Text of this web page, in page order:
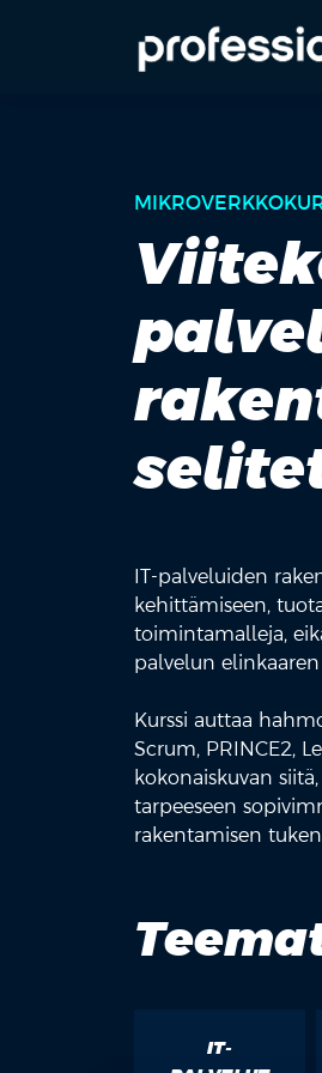
IT-palveluiden
kehittämiseen,
toimintamalleja,
palvelun elinkaaren
Kurssi auttaa
Scrum, PRINCE2,
kokonaiskuvan
tarpeeseen
rakentamisen
IT-